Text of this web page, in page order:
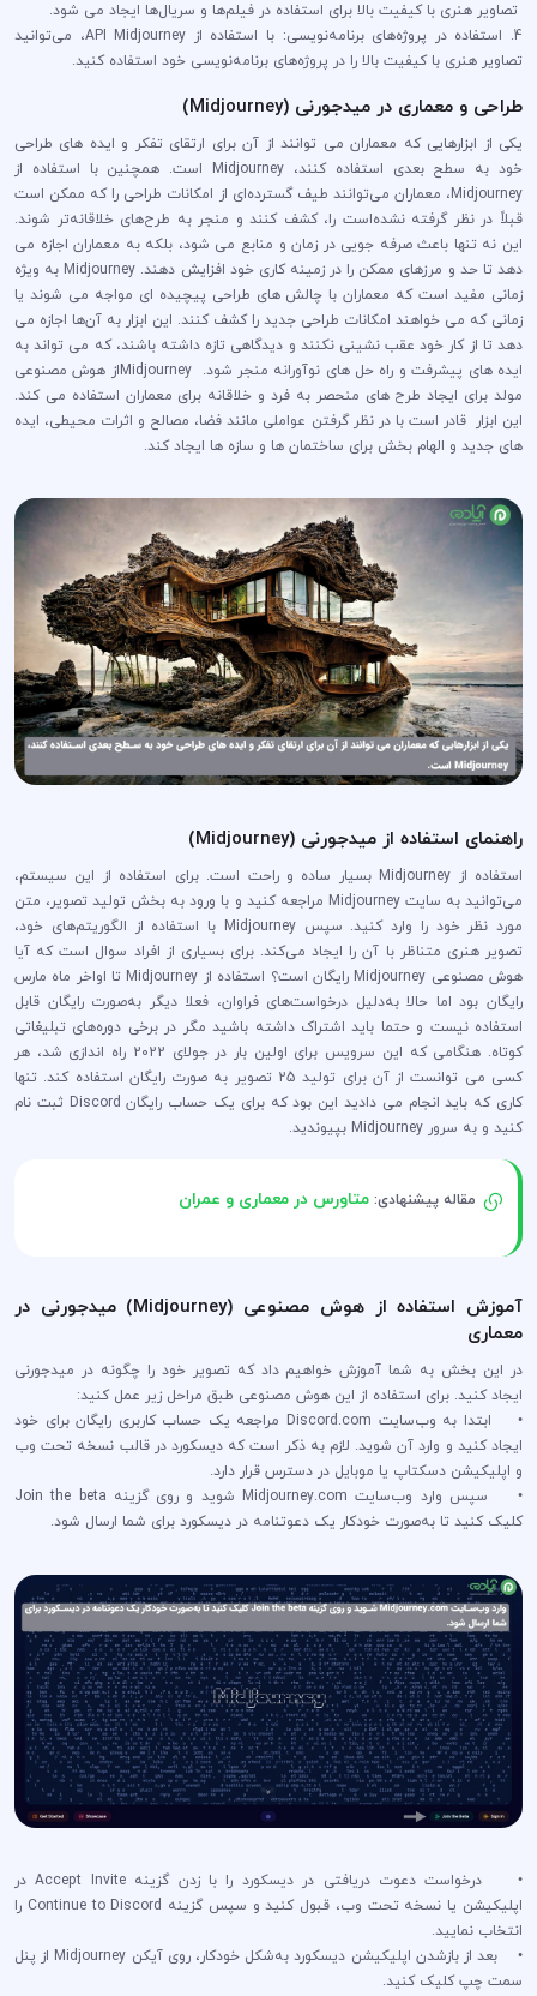
تصاویر هنری با کیفیت بالا برای استفاده در فیلم‌ها و سریال‌ها ایجاد می شود.
4. استفاده در پروژه‌های برنامه‌نویسی: با استفاده از API Midjourney، می‌توانید
تصاویر هنری با کیفیت بالا را در پروژه‌های برنامه‌نویسی خود استفاده کنید.
طراحی و معماری در میدجورنی (Midjourney)
یکی از ابزارهایی که معماران می توانند از آن برای ارتقای تفکر و ایده های طراحی
خود به سطح بعدی استفاده کنند، Midjourney است. همچنین با استفاده از
Midjourney، معماران می‌توانند طیف گسترده‌ای از امکانات طراحی را که ممکن است
قبلاً در نظر گرفته نشده‌است را، کشف کنند و منجر به طرح‌های خلاقانه‌تر شوند.
این نه تنها باعث صرفه جویی در زمان و منابع می شود، بلکه به معماران اجازه می
دهد تا حد و مرزهای ممکن را در زمینه کاری خود افزایش دهند. Midjourney به ویژه
زمانی مفید است که معماران با چالش های طراحی پیچیده ای مواجه می شوند یا
زمانی که می خواهند امکانات طراحی جدید را کشف کنند. این ابزار به آن‌ها اجازه می
دهد تا از کار خود عقب نشینی نکنند و دیدگاهی تازه داشته باشند، که می تواند به
ایده های پیشرفت و راه حل های نوآورانه منجر شود. Midjourneyاز هوش مصنوعی
مولد برای ایجاد طرح های منحصر به فرد و خلاقانه برای معماران استفاده می کند.
این ابزار قادر است با در نظر گرفتن عواملی مانند فضا، مصالح و اثرات محیطی، ایده
های جدید و الهام بخش برای ساختمان ها و سازه ها ایجاد کند.
راهنمای استفاده از میدجورنی (Midjourney)
استفاده از Midjourney بسیار ساده و راحت است. برای استفاده از این سیستم،
می‌توانید به سایت Midjourney مراجعه کنید و با ورود به بخش تولید تصویر، متن
مورد نظر خود را وارد کنید. سپس Midjourney با استفاده از الگوریتم‌های خود،
تصویر هنری متناظر با آن را ایجاد می‌کند. برای بسیاری از افراد سوال است که آیا
هوش مصنوعی Midjourney رایگان است؟ استفاده از Midjourney تا اواخر ماه مارس
رایگان بود اما حالا به‌دلیل درخواست‌های فراوان، فعلا دیگر به‌صورت رایگان قابل
استفاده نیست و حتما باید اشتراک داشته باشید مگر در برخی دوره‌های تبلیغاتی
کوتاه. هنگامی که این سرویس برای اولین بار در جولای 2022 راه اندازی شد، هر
کسی می توانست از آن برای تولید 25 تصویر به صورت رایگان استفاده کند. تنها
کاری که باید انجام می دادید این بود که برای یک حساب رایگان Discord ثبت نام
کنید و به سرور Midjourney بپیوندید.
مقاله پیشنهادی:متاورس در معماری و عمران
آموزش استفاده از هوش مصنوعی (Midjourney) میدجورنی در
معماری
در این بخش به شما آموزش خواهیم داد که تصویر خود را چگونه در میدجورنی
ایجاد کنید. برای استفاده از این هوش مصنوعی طبق مراحل زیر عمل کنید:
• ابتدا به وب‌سایت Discord.com مراجعه یک حساب کاربری رایگان برای خود
ایجاد کنید و وارد آن شوید. لازم به ذکر است که دیسکورد در قالب نسخه تحت وب
و اپلیکیشن دسکتاپ یا موبایل در دسترس قرار دارد.
• سپس وارد وب‌سایت Midjourney.com شوید و روی گزینه Join the beta
کلیک کنید تا به‌صورت خودکار یک دعوتنامه در دیسکورد برای شما ارسال ‌شود.
• درخواست دعوت دریافتی در دیسکورد را با زدن گزینه Accept Invite در
اپلیکیشن یا نسخه تحت وب، قبول کنید و سپس گزینه Continue to Discord را
انتخاب نمایید.
• بعد از بازشدن اپلیکیشن دیسکورد به‌شکل خودکار، روی آیکن Midjourney از پنل
سمت چپ کلیک کنید.